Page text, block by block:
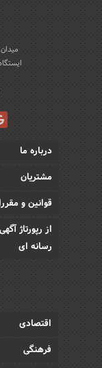
درباره ما
مشتریان
قوانین و
از رپورتاژ
رسانه ای
اقتصادی
فرهنگی